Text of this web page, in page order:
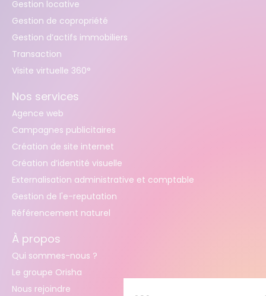
Gestion locative
Gestion de copropriété
Gestion d’actifs immobiliers
Transaction
Visite virtuelle 360°
Nos services
Agence web
Campagnes publicitaires
Création de site internet
Création d’identité visuelle
Externalisation administrative et comptable
Gestion de l'e-reputation
Référencement naturel
À propos
Qui sommes-nous ?
Le groupe Orisha
Nous rejoindre